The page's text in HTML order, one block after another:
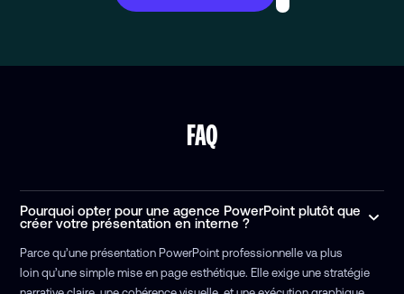
FAQ
Pourquoi opter pour une agence PowerPoint plutôt que
créer votre présentation en interne ?
Parce qu’une présentation PowerPoint professionnelle va plus
loin qu’une simple mise en page esthétique. Elle exige une stratégie